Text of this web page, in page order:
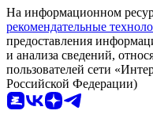
На информационном
рекомендательные
предоставления
и анализа сведений,
пользователей сети
Российской Федерации)